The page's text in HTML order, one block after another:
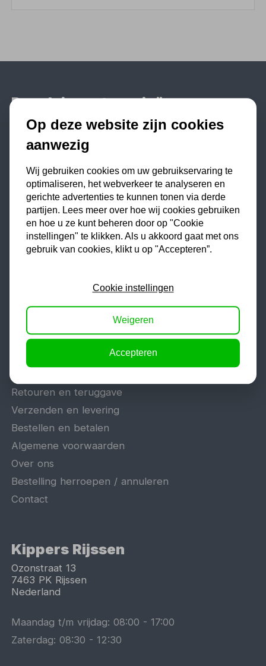
Populaire categorieën
Werkplaatsinrichting
Lasapparaat
Aggregaat
Hefbrug
Motorlift
Schaarlift
Heftafel
Offerte aanvragen
Reparatie en garantie
Retouren en teruggave
Verzenden en levering
Bestellen en betalen
Algemene voorwaarden
Over ons
Bestelling herroepen / annuleren
Contact
Kippers Rijssen
Ozonstraat 13
7463 PK Rijssen
Nederland
Maandag t/m vrijdag:08:00 -17:00
Zaterdag:08:30 -12:30
Op deze website zijn cookies
aanwezig
Wij gebruiken cookies om uw gebruikservaring te
optimaliseren, het webverkeer te analyseren en
gerichte advertenties te kunnen tonen via derde
partijen. Lees meer over hoe wij cookies gebruiken
en hoe u ze kunt beheren door op "Cookie
instellingen" te klikken. Als u akkoord gaat met ons
gebruik van cookies, klikt u op "Accepteren”.
Cookie instellingen
Weigeren
Accepteren